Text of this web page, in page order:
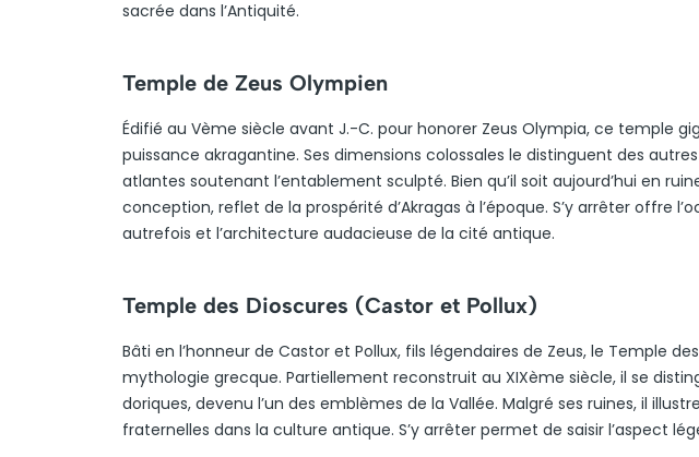
sacrée dans l’Antiquité.
Temple de Zeus Olympien
Édifié au Vème siècle avant J.-C. pour honorer Zeus Olympia, ce temple
puissance akragantine. Ses dimensions colossales le distinguent des
atlantes soutenant l’entablement sculpté. Bien qu’il soit aujourd’hui en
conception, reflet de la prospérité d’Akragas à l’époque. S’y arrêter offre
autrefois et l’architecture audacieuse de la cité antique.
Temple des Dioscures (Castor et Pollux)
Bâti en l’honneur de Castor et Pollux, fils légendaires de Zeus, le Temple
mythologie grecque. Partiellement reconstruit au XIXème siècle, il se
doriques, devenu l’un des emblèmes de la Vallée. Malgré ses ruines, il
fraternelles dans la culture antique. S’y arrêter permet de saisir l’aspect